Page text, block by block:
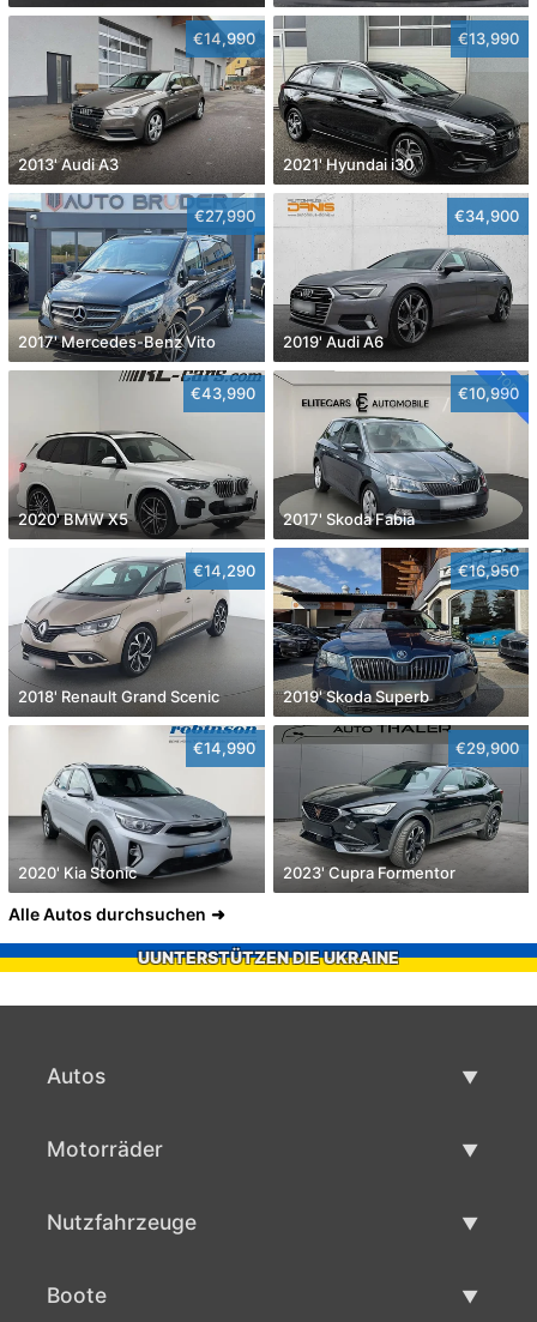
€14,990
2013' Audi A3
€13,990
2021' Hyundai i30
€27,990
2017' Mercedes-Benz Vito
€34,900
2019' Audi A6
€43,990
2020' BMW X5
€10,990
2017' Skoda Fabia
€14,290
2018' Renault Grand Scenic
€16,950
2019' Skoda Superb
€14,990
2020' Kia Stonic
€29,900
2023' Cupra Formentor
Alle Autos durchsuchen
UUNTERSTÜTZEN DIE UKRAINE
Autos
Motorräder
Nutzfahrzeuge
Boote